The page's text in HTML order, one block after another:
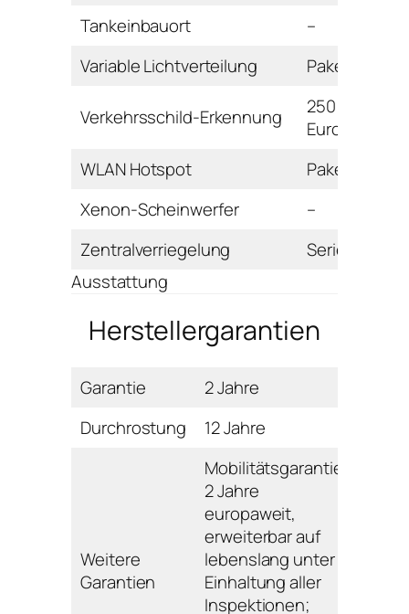
Tankeinbauort
–
Variable Lichtverteilung
Paket
Verkehrsschild-Erkennung
250
Euro
WLAN Hotspot
Paket
Xenon-Scheinwerfer
–
Zentralverriegelung
Serie
Ausstattung
Herstellergarantien
Garantie
2 Jahre
Durchrostung
12 Jahre
Weitere
Garantien
Mobilitätsgarantie:
2 Jahre
europaweit,
erweiterbar auf
lebenslang unter
Einhaltung aller
Inspektionen;